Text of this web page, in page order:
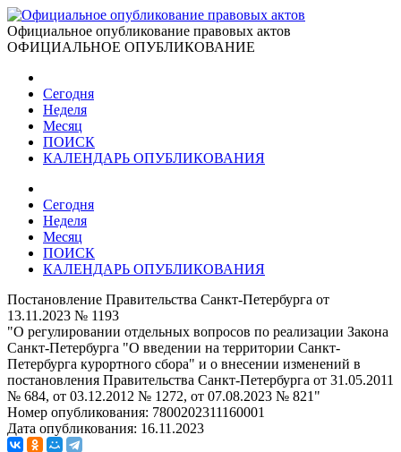
Официальное опубликование правовых актов
ОФИЦИАЛЬНОЕ ОПУБЛИКОВАНИЕ
Сегодня
Неделя
Месяц
ПОИСК
КАЛЕНДАРЬ ОПУБЛИКОВАНИЯ
Сегодня
Неделя
Месяц
ПОИСК
КАЛЕНДАРЬ ОПУБЛИКОВАНИЯ
Постановление Правительства Санкт-Петербурга от
13.11.2023 № 1193
"О регулировании отдельных вопросов по реализации Закона
Санкт-Петербурга "О введении на территории Санкт-
Петербурга курортного сбора" и о внесении изменений в
постановления Правительства Санкт-Петербурга от 31.05.2011
№ 684, от 03.12.2012 № 1272, от 07.08.2023 № 821"
Номер опубликования: 7800202311160001
Дата опубликования: 16.11.2023